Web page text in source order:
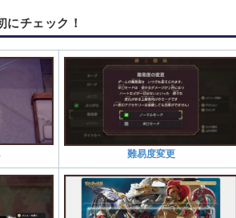
にチェック！
難易度変更